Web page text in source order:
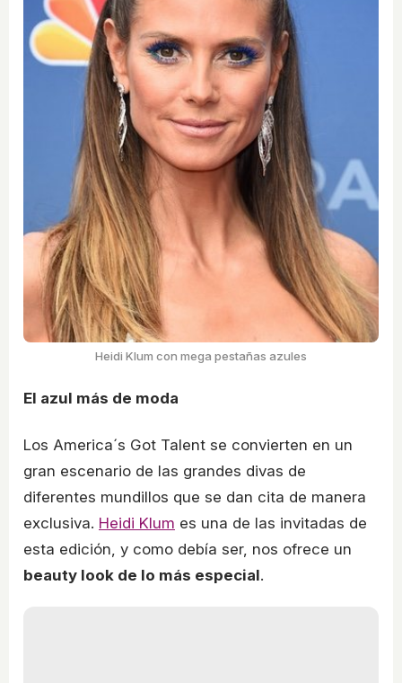
Heidi Klum con mega pestañas azules
El azul más de moda
Los America´s Got Talent se convierten en un
gran escenario de las grandes divas de
diferentes mundillos que se dan cita de manera
exclusiva. Heidi Klum es una de las invitadas de
esta edición, y como debía ser, nos ofrece un
beauty look de lo más especial.